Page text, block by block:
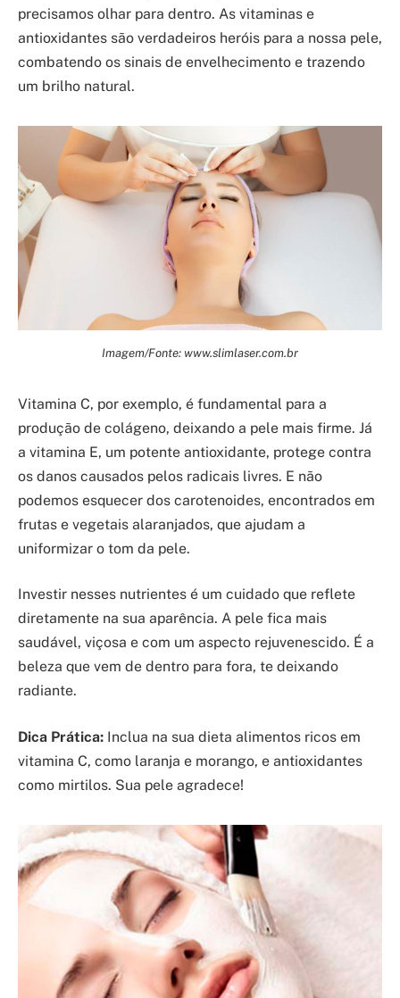
precisamos olhar para dentro. As vitaminas e
antioxidantes são verdadeiros heróis para a nossa pele,
combatendo os sinais de envelhecimento e trazendo
um brilho natural.
Imagem/Fonte: www.slimlaser.com.br
Vitamina C, por exemplo, é fundamental para a
produção de colágeno, deixando a pele mais firme. Já
a vitamina E, um potente antioxidante, protege contra
os danos causados pelos radicais livres. E não
podemos esquecer dos carotenoides, encontrados em
frutas e vegetais alaranjados, que ajudam a
uniformizar o tom da pele.
Investir nesses nutrientes é um cuidado que reflete
diretamente na sua aparência. A pele fica mais
saudável, viçosa e com um aspecto rejuvenescido. É a
beleza que vem de dentro para fora, te deixando
radiante.
Dica Prática: Inclua na sua dieta alimentos ricos em
vitamina C, como laranja e morango, e antioxidantes
como mirtilos. Sua pele agradece!